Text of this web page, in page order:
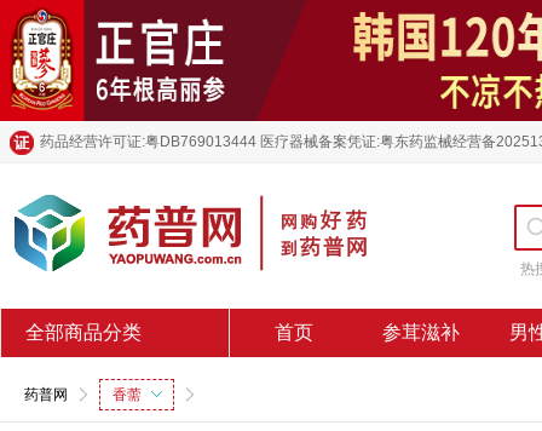
药品经营许可证:粤DB769013444 医疗器械备案凭证:粤东药监械经营备
热
全部商品分类 首页 参茸滋补 男
药普网 香薷